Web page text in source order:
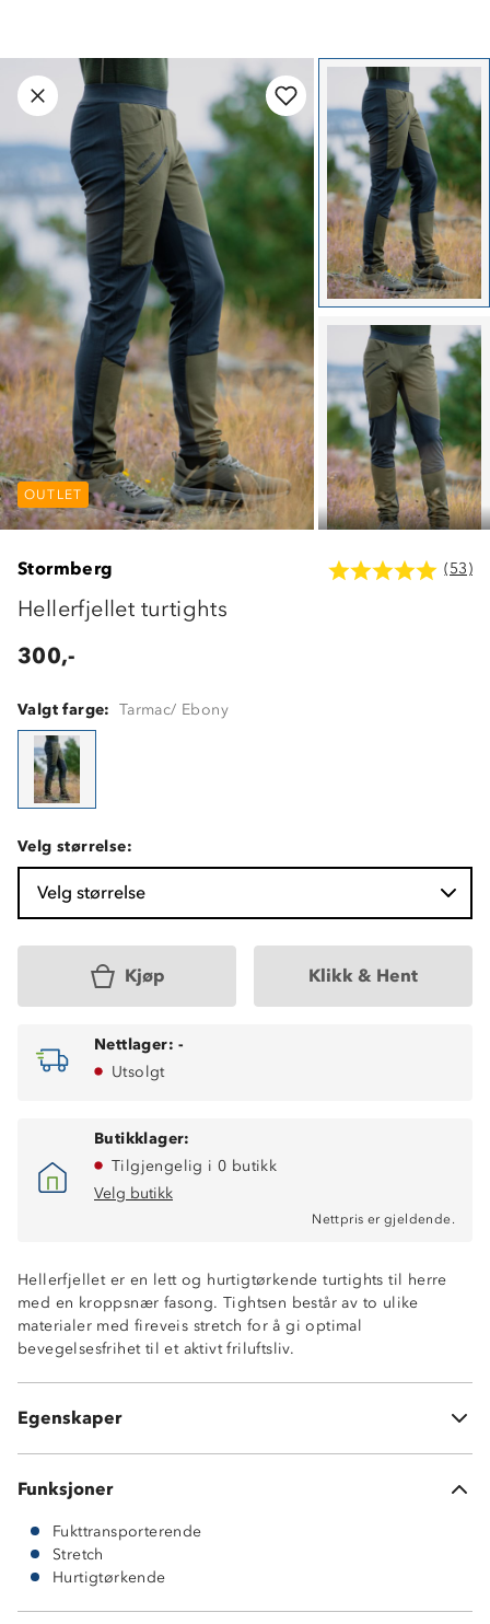
OUTLET OUTLET
OUTLET
Stormberg (53)
Hellerfjellet turtights
300,-
Valgt farge: Tarmac/ Ebony
Velg størrelse:
Velg størrelse
Kjøp Klikk & Hent
Nettlager: -
Utsolgt
Butikklager:
Tilgjengelig i 0 butikk
Velg butikk
Nettpris er gjeldende.
Hellerfjellet er en lett og hurtigtørkende turtights til herre
med en kroppsnær fasong. Tightsen består av to ulike
materialer med fireveis stretch for å gi optimal
bevegelsesfrihet til et aktivt friluftsliv.
Egenskaper
Lettvekt
Høy i livet
Kroppsnær fasong
To stikklommer i front
Tights (84 % nylon og 16 % elastan)
Funksjoner
Fukttransporterende
Stretch
Hurtigtørkende